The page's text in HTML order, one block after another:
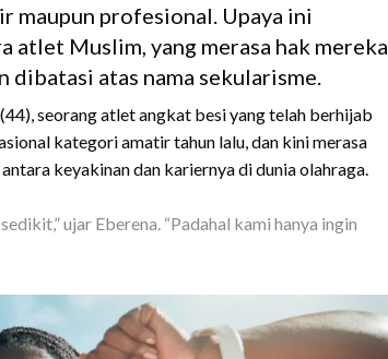
maupun profesional. Upaya ini
atlet Muslim, yang merasa hak mereka
atas nama sekularisme.
(44), seorang atlet angkat besi yang telah berhijab
kategori amatir tahun lalu, dan kini merasa
keyakinan dan kariernya di dunia olahraga.
ujar Eberena. “Padahal kami hanya ingin